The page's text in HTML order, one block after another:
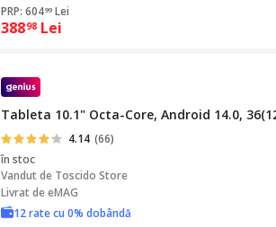
PRP: 60499 Lei
38898 Lei
Tableta 10.1" Octa-Core, Android 14.0,
4.14 (66)
în stoc
Vandut de Toscido Store
Livrat de eMAG
12 rate cu 0% dobândă